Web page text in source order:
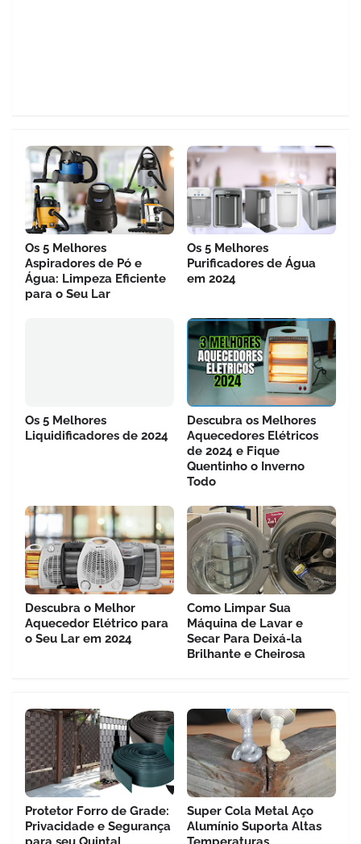
Os 5 Melhores
Aspiradores de Pó e
Água: Limpeza Eficiente
para o Seu Lar
Os 5 Melhores
Purificadores de Água
em 2024
Os 5 Melhores
Liquidificadores de 2024
Descubra os Melhores
Aquecedores Elétricos
de 2024 e Fique
Quentinho o Inverno
Todo
Descubra o Melhor
Aquecedor Elétrico para
o Seu Lar em 2024
Como Limpar Sua
Máquina de Lavar e
Secar Para Deixá-la
Brilhante e Cheirosa
Protetor Forro de Grade:
Privacidade e Segurança
Super Cola Metal Aço
Alumínio Suporta Altas